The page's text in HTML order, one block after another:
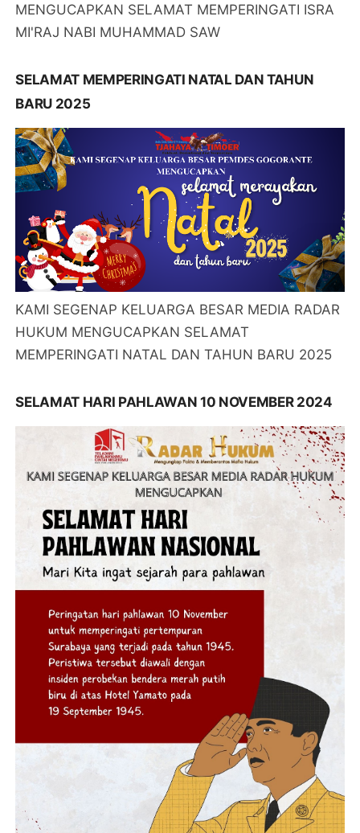
MENGUCAPKAN SELAMAT MEMPERINGATI ISRA
MI'RAJ NABI MUHAMMAD SAW
SELAMAT MEMPERINGATI NATAL DAN TAHUN
BARU 2025
KAMI SEGENAP KELUARGA BESAR MEDIA RADAR
HUKUM MENGUCAPKAN SELAMAT
MEMPERINGATI NATAL DAN TAHUN BARU 2025
SELAMAT HARI PAHLAWAN 10 NOVEMBER 2024